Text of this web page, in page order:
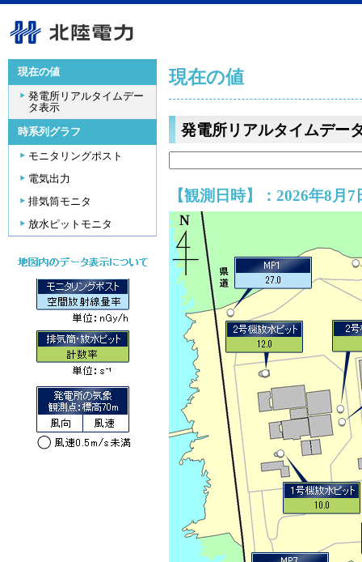
現在の値
発電所リアルタイムデー
タ表示
時系列グラフ
モニタリングポスト
電気出力
排気筒モニタ
放水ピットモニタ
現在の値
発電所リアルタイムデー
【観測日時】：2026年8月